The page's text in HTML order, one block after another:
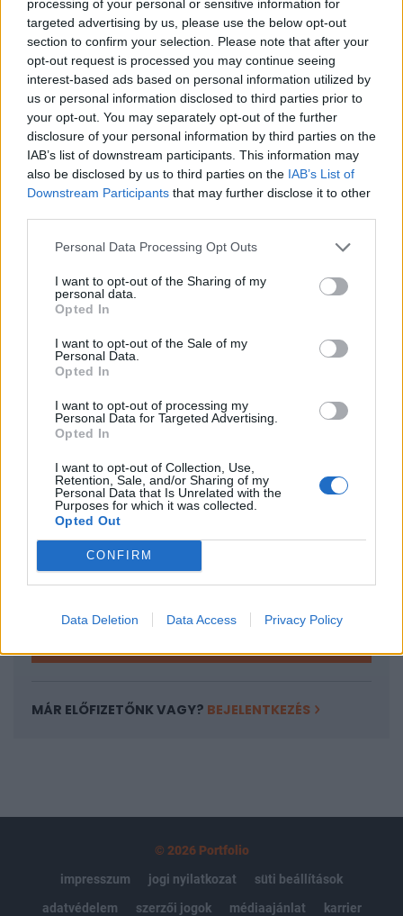
processing of your personal or sensitive information for
targeted advertising by us, please use the below opt-out
section to confirm your selection. Please note that after your
opt-out request is processed you may continue seeing
interest-based ads based on personal information utilized by
us or personal information disclosed to third parties prior to
your opt-out. You may separately opt-out of the further
disclosure of your personal information by third parties on the
IAB’s list of downstream participants. This information may
also be disclosed by us to third parties on the IAB’s List of
Downstream Participants that may further disclose it to other
Personal Data Processing Opt Outs
I want to opt-out of the Sharing of my
personal data.
Opted In
I want to opt-out of the Sale of my
Personal Data.
Opted In
I want to opt-out of processing my
Personal Data for Targeted Advertising.
Opted In
I want to opt-out of Collection, Use,
Retention, Sale, and/or Sharing of my
Personal Data that Is Unrelated with the
Purposes for which it was collected.
Opted Out
CONFIRM
Data Deletion Data Access Privacy Policy
A Fed tegnapi bejelentése nem érte váratlanul az
árupiaci befektetőket, akik hetek óta erre
spekulálva vették a nyersanyagokat, főként a
nemesfémeket. A bejelentést követően azonban
tovább tépték bő 2 százalékkal az aranyat és 4,4
százalékkal az ezüstöt, emellett vették az olajat
is, így a Dow Jones UBS árupiaci index sorozatban
hatodik napját zárta pluszban, és ezzel 10 havi
csúcsára kapaszkodott.
index tegnap, miután újabb 0,68 százalékos emelkedésével
sorozatban ötödik pluszos napját tudhatta maga mögött.
Az árupiacok szárnyalását leginkább az amerikai jegybank
újabb eszközvásárlási programjával szembeni
várakozások hajtották, a befektetők pedig nem csalódtak,
tegnap ugyanis megérkezett a bejelentés. A harmadik...
KEDVES OLVASÓNK!
tartozik, melynek olvasása előfizetéses
regisztrációhoz kötött.
Az előfizetés a következőket tartalmazza:
Portfolio.hu teljes cikkarchívum
Kötéslisták: BÉT elmúlt 2 év napon belüli
MÁR ELŐFIZETŐNK VAGY? BEJELENTKEZÉS
© 2026 Portfolio
impresszum
jogi nyilatkozat
süti beállítások
adatvédelem
szerzői jogok médiaajánlat karrier